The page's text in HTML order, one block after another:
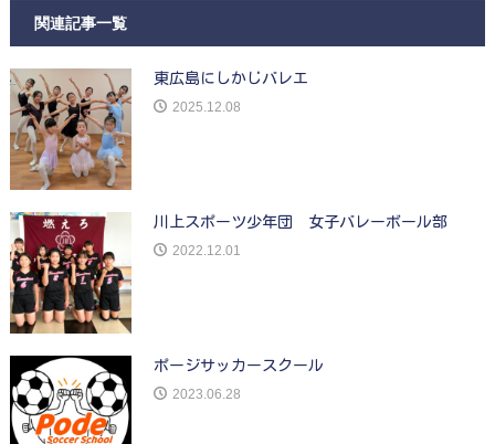
関連記事一覧
東広島にしかじバレエ
2025.12.08
川上スポーツ少年団 女子バレーボール部
2022.12.01
ポージサッカースクール
2023.06.28